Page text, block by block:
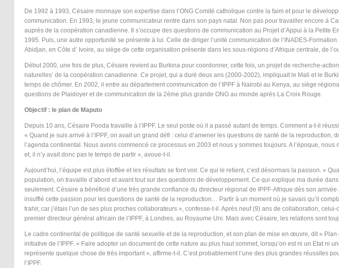
De 1992 à 1993, Césaire monnaye son expertise dans l’ONG Comité catholique contre la faim et pour le
communication. En 1993, le jeune communicateur rentre dans son pays natal. Non pas pour travailler encore à
auprès de la coopération canadienne. Il s’occupe des questions de communication au Projet d’Appui à la Petite
1995. Puis, une autre opportunité se présente à lui. Celle de diriger l’unité communication de l’INADES-
Abidjan, en Côte d’ Ivoire, au siège de cette organisation présente dans les sous-régions d’Afrique centrale, de
Début 2000, une fois de plus, Césaire revient au Burkina pour coordonner, cette fois, un projet de recherche-
naturelles’ de la coopération canadienne. Ce projet, qui a duré deux ans (2000-2002), impliquait le Mali et le
temps de chômer. En 2002, il entre au département communication de l’IPPF à Nairobi au Kenya, au siège
questions de Plaidoyer et de communication de la 2ème plus grande ONG au monde après La Croix Rouge.
Objectif : le plan de Maputo
Depuis 10 ans, Césaire Pooda travaille à l’IPPF. Le seul poste où il a passé autant de temps. Comment a-t-il
« Quand je suis arrivé à l’IPPF, on avait un grand défi : celui d’amener les questions de santé de la reproduction,
l’agenda continental. Nous avons commencé ce processus en 2003 et nous y sommes toujours. A l’époque,
et, il n’y avait donc pas le temps de partir », avoue-t-il.
Aujourd’hui, l’équipe est plus étoffée et les résultats se font voir. Ce qui le retient, c’est désormais la passion. «
population, on travaille d’abord et avant tout sur des questions de développement. Ce qui explique ma durée
seulement. Césaire a bénéficié d’une très grande confiance du directeur régional de IPPF-Afrique dès son arrivée
insufflé cette passion pour les questions de santé de la reproduction… Partir à un moment où je savais qu’il
trahir, car j’étais l’un de ses plus proches collaborateurs », confesse-t-il. Après neuf (9) ans de collaboration,
premier directeur général africain de l’IPPF, à Londres, au Royaume Uni. Mais avec Césaire, les relations sont
Le cadre continental de politique de santé sexuelle et de la reproduction, et son plan de mise en œuvre, dit « Plan
initiative de l’IPPF. « Faire adopter un document de cette nature au plus haut sommet, lorsqu’on est ni un Etat ni
représente quelque chose de très important », affirme-t-il. C’est probablement l’une des plus grandes réussites
l’IPPF.